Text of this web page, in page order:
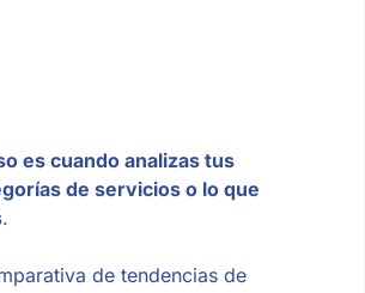
es cuando analizas tus
de servicios o lo que
.
de tendencias de